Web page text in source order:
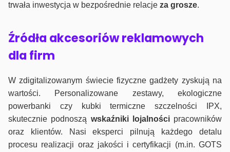
trwała inwestycja w bezpośrednie relacje za grosze.
Źródła akcesoriów reklamowych
dla firm
W zdigitalizowanym świecie fizyczne gadżety zyskują na
wartości. Personalizowane zestawy, ekologiczne
powerbanki czy kubki termiczne szczelności IPX,
skutecznie podnoszą wskaźniki lojalnościpracowników
oraz klientów. Nasi eksperci pilnują każdego detalu
procesu realizacji oraz jakości i certyfikacji (m.in. GOTS